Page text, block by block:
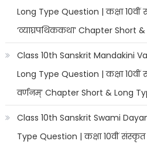
Long Type Question | कक्षा
‘व्याघ्रपथिककथा’ Chapter Short
Class 10th Sanskrit Mandakini
Long Type Question | कक्षा 10वीं
वर्णनम्’ Chapter Short & Long
Class 10th Sanskrit Swami
Type Question | कक्षा 10वीं संस्कृत